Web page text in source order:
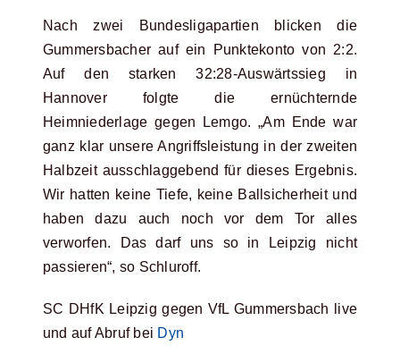
Nach zwei Bundesligapartien blicken die
Gummersbacher auf ein Punktekonto von 2:2.
Auf den starken 32:28-Auswärtssieg in
Hannover folgte die ernüchternde
Heimniederlage gegen Lemgo. „Am Ende war
ganz klar unsere Angriffsleistung in der zweiten
Halbzeit ausschlaggebend für dieses Ergebnis.
Wir hatten keine Tiefe, keine Ballsicherheit und
haben dazu auch noch vor dem Tor alles
verworfen. Das darf uns so in Leipzig nicht
passieren“, so Schluroff.
SC DHfK Leipzig gegen VfL Gummersbach live
und auf Abruf bei Dyn